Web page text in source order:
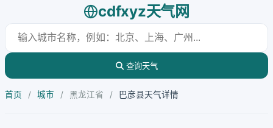
cdfxyz天气网
查询天气
首页 / 城市 / 黑龙江省 / 巴彦县天气详情